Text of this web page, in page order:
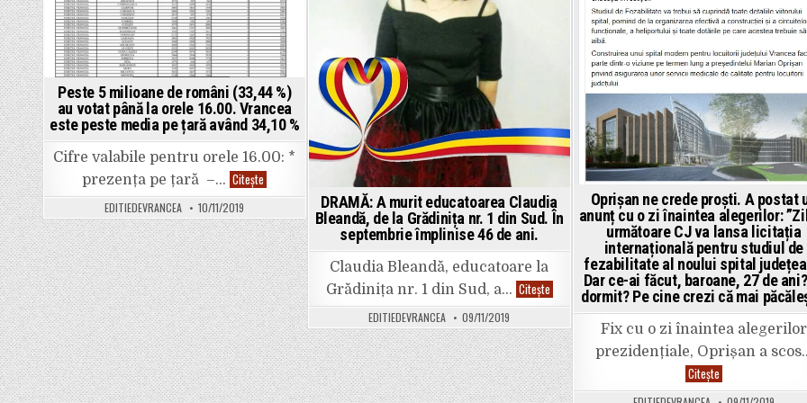
Vrancea.
PNL
are
șanse
mari
să
câștige
primăriile
din
Focșani,
Adjud,
Odobești,
dar
și
Consiliul
Județean,
la
localele
din
2020”.
4.
Mircea
(independent
susținut
de
ALDE
PRO
România)
9,04
%
(12.803
voturi).
deși
amenința
că
a
trezit
monstrul
din
el:
”Vă
bat
de
vă
sună
apa
în
cap!”,
spunea
el
în
septembrie.
Peste 5 milioane de români (33,44 %)
au votat până la orele 16.00. Vrancea
este peste media pe țară având 34,10 %
Cifre valabile pentru orele 16.00: *
prezența pe țară –… Citește
5
milioane
români
(33,44
%)
au
votat
până
la
orele
16.00.
Vrancea
este
peste
media
pe
țară
EDITIEDEVRANCEA 10/11/2019
DRAMĂ: A murit educatoarea Claudia
Bleandă, de la Grădinița nr. 1 din Sud. În
septembrie împlinise 46 de ani.
Claudia Bleandă, educatoare la
Grădinița nr. 1 din Sud, a… CiteșteDRAMĂ:
A
murit
educatoarea
Claudia
Bleandă,
de
la
Grădinița
nr.
EDITIEDEVRANCEA 09/11/2019
Oprișan ne crede proști. A postat
anunț cu o zi înaintea alegerilor:
următoare CJ va lansa licitația
internațională pentru studiul de
fezabilitate al noului spital
Dar ce-ai făcut, baroane, 27 de
dormit? Pe cine crezi că mai
Fix cu o zi înaintea alegerilor
prezidențiale, Oprișan a
CiteșteOprișan
ne
crede